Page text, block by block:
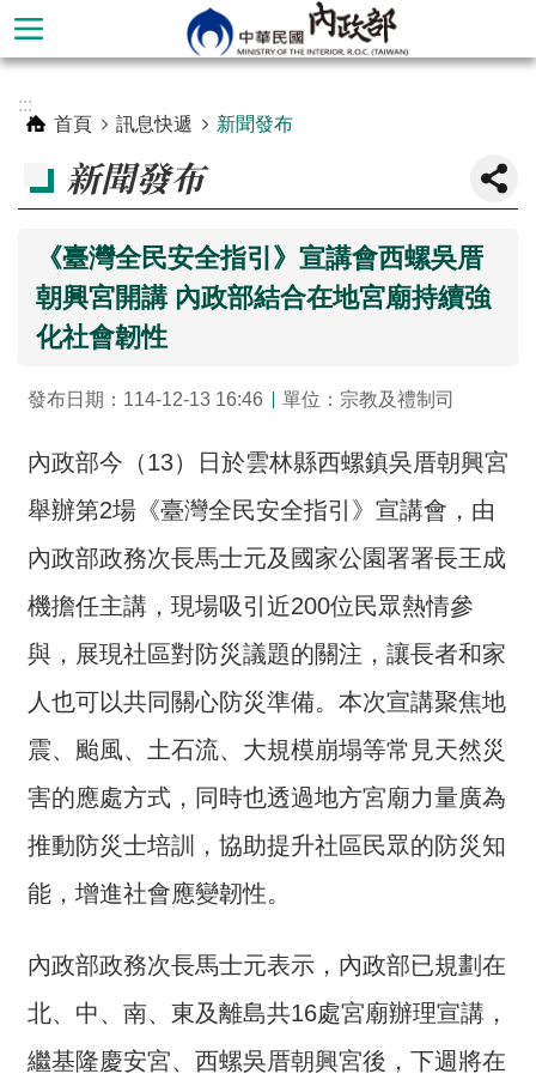
跳到主要內容區塊
階
本
部
介
主
題
政
策
訊
快
遞
主
題
務
互
動
交
:::
首頁
訊息快遞 新聞發布
新聞發布
《臺灣全民安全指引》宣講會西螺吳厝
朝興宮開講 內政部結合在地宮廟持續強
化社會韌性
發布日期：114-12-13 16:46 單位：宗教及禮制司
內政部今（13）日於雲林縣西螺鎮吳厝朝興宮
舉辦第2場《臺灣全民安全指引》宣講會，由
內政部政務次長馬士元及國家公園署署長王成
機擔任主講，現場吸引近200位民眾熱情參
與，展現社區對防災議題的關注，讓長者和家
人也可以共同關心防災準備。本次宣講聚焦地
震、颱風、土石流、大規模崩塌等常見天然災
害的應處方式，同時也透過地方宮廟力量廣為
推動防災士培訓，協助提升社區民眾的防災知
能，增進社會應變韌性。
內政部政務次長馬士元表示，內政部已規劃在
北、中、南、東及離島共16處宮廟辦理宣講，
繼基隆慶安宮、西螺吳厝朝興宮後，下週將在